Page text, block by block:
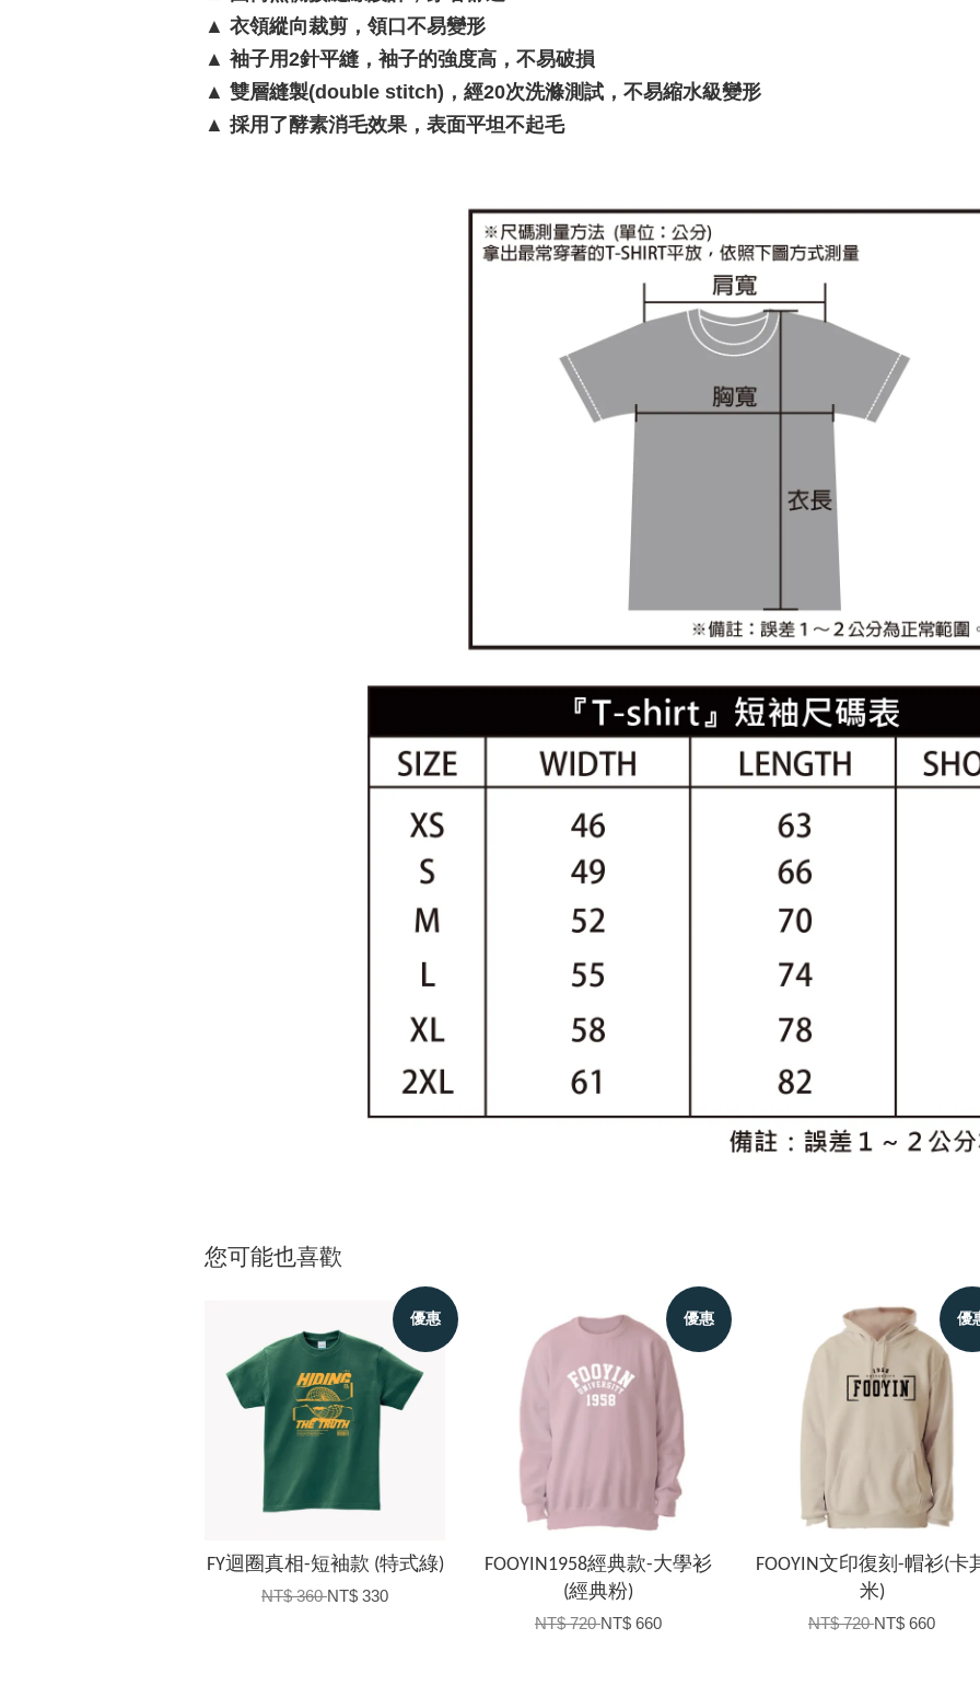
▲ 衣領縱向裁剪，領口不易變形
▲ 袖子用2針平縫，袖子的強度高，不易破損
▲ 雙層縫製(double stitch)，經20次洗滌測試，不易縮水級變形
▲ 採用了酵素消毛效果，表面平坦不起毛
您可能也喜歡
優惠
FY迴圈真相-短袖款 (特式綠)
NT$ 360NT$ 330
優惠
FOOYIN1958經典款-大學衫
(經典粉)
NT$ 720NT$ 660
優
FOOYIN文印復刻-帽衫(卡
米)
NT$ 720NT$ 660